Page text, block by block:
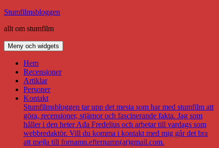
Hoppa
innehåll
Stumfilmsbloggen
allt om stumfilm
Meny och widgets
Hem
Recensioner
Artiklar
Personer
Kontakt
Stumfilmsbloggen tar upp det mesta som har med stumfilm att
göra, recensioner, stjärnor och fascinerande fakta. Jag som
håller i den heter Ada Fredelius och arbetar till vardags som
webbredaktör. Vill du komma i kontakt med mig går det bra
att mejla till fornamn.efternamn(at)gmail.com.